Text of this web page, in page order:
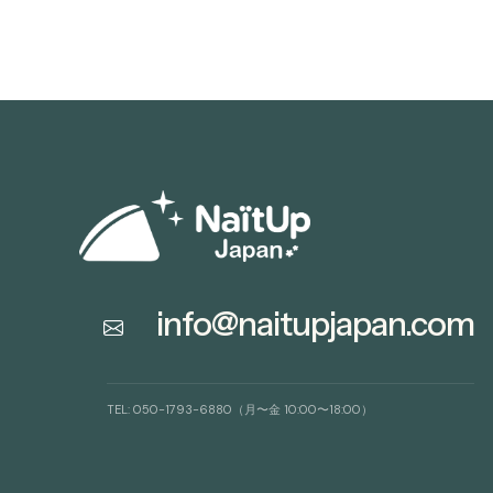
info@naitupjapan.com
TEL: 050-1793-6880（月〜金 10:00〜18:00）